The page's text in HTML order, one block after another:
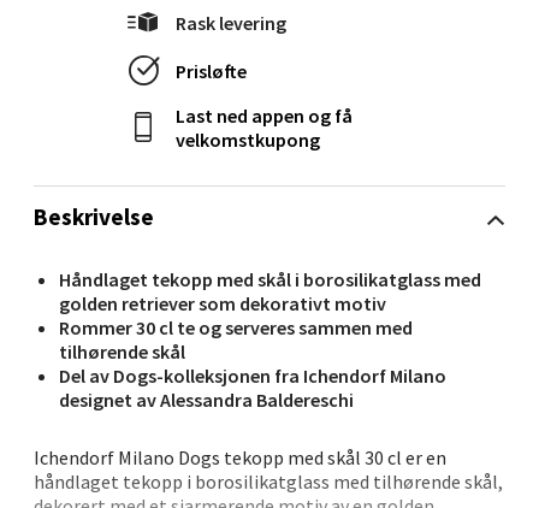
Beskrivelse
Håndlaget tekopp med skål i borosilikatglass med
golden retriever som dekorativt motiv
Rommer 30 cl te og serveres sammen med
tilhørende skål
Del av Dogs-kolleksjonen fra Ichendorf Milano
designet av Alessandra Baldereschi
Ichendorf Milano Dogs tekopp med skål 30 cl er en
håndlaget tekopp i borosilikatglass med tilhørende skål,
Rask levering
Prisløfte
Last ned appen og få
velkomstkupong
Åpent i dag 10-20
0 i butikk
Torget 1, 6413 Molde
Åpent i dag 10-20
0 i butikk